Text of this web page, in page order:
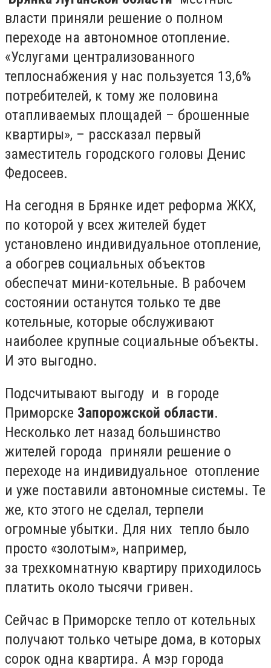
власти приняли решение о полном
переходе на автономное отопление.
«Услугами централизованного
теплоснабжения у нас пользуется 13,6%
потребителей, к тому же половина
отапливаемых площадей – брошенные
квартиры», – рассказал первый
заместитель городского головы Денис
Федосеев.
На сегодня в Брянке идет реформа ЖКХ,
по которой у всех жителей будет
установлено индивидуальное отопление,
а обогрев социальных объектов
обеспечат мини-котельные. В рабочем
состоянии останутся только те две
котельные, которые обслуживают
наиболее крупные социальные объекты.
И это выгодно.
Подсчитывают выгоду и в городе
Приморске Запорожской области.
Несколько лет назад большинство
жителей города приняли решение о
переходе на индивидуальное отопление
и уже поставили автономные системы. Те
же, кто этого не сделал, терпели
огромные убытки. Для них тепло было
просто «золотым», например,
за трехкомнатную квартиру приходилось
платить около тысячи гривен.
Сейчас в Приморске тепло от котельных
получают только четыре дома, в которых
сорок одна квартира. А мэр города